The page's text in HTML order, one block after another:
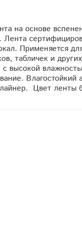
на основе
Лента
Применяется
табличек и
высокой
Влагостойкий
Цвет ленты